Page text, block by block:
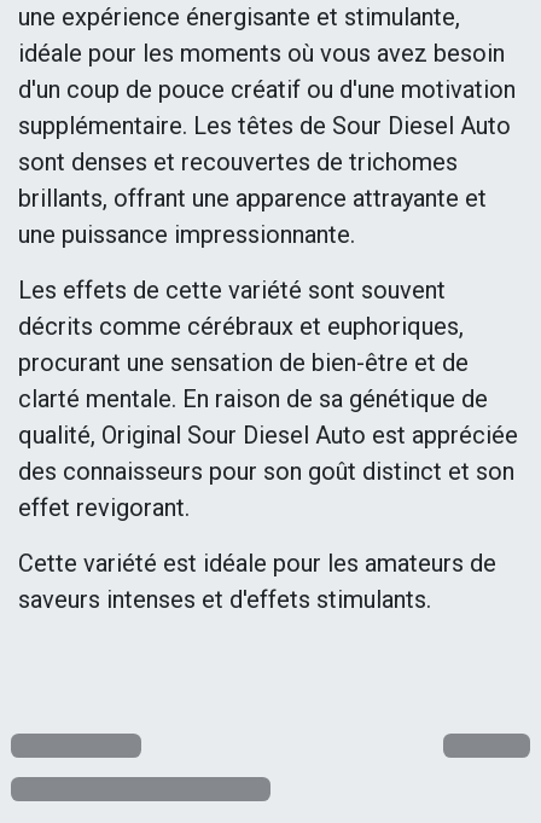
une expérience énergisante et stimulante,
idéale pour les moments où vous avez besoin
d'un coup de pouce créatif ou d'une motivation
supplémentaire. Les têtes de Sour Diesel Auto
sont denses et recouvertes de trichomes
brillants, offrant une apparence attrayante et
une puissance impressionnante.
Les effets de cette variété sont souvent
décrits comme cérébraux et euphoriques,
procurant une sensation de bien-être et de
clarté mentale. En raison de sa génétique de
qualité, Original Sour Diesel Auto est appréciée
des connaisseurs pour son goût distinct et son
effet revigorant.
Cette variété est idéale pour les amateurs de
saveurs intenses et d'effets stimulants.